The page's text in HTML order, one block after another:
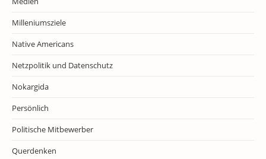
Milleniumsziele
Native Americans
Netzpolitik und Datenschutz
Nokargida
Persönlich
Politische Mitbewerber
Querdenken